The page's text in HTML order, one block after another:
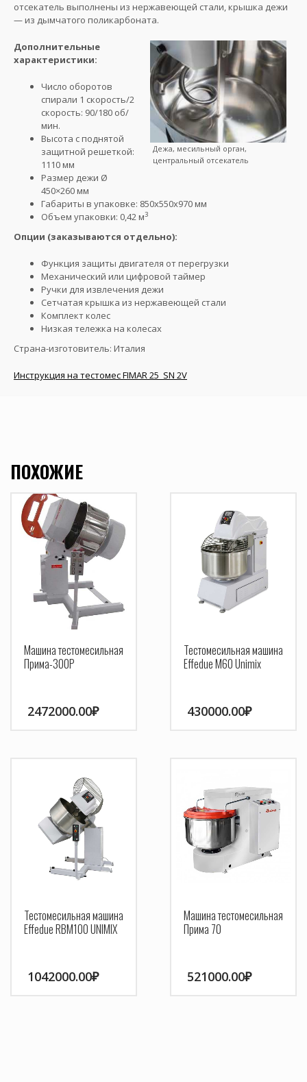
отсекатель выполнены из нержавеющей стали, крышка дежи
— из дымчатого поликарбоната.
Дежа, месильный орган,
центральный отсекатель
Дополнительные
характеристики:
Число оборотов
спирали 1 скорость/2
скорость: 90/180 об/
мин.
Высота с поднятой
защитной решеткой:
1110 мм
Размер дежи Ø
450×260 мм
Габариты в упаковке: 850х550х970 мм
Объем упаковки: 0,42 м3
Опции (заказываются отдельно):
Функция защиты двигателя от перегрузки
Механический или цифровой таймер
Ручки для извлечения дежи
Сетчатая крышка из нержавеющей стали
Комплект колес
Низкая тележка на колесах
Страна-изготовитель: Италия
Инструкция на тестомес FIMAR 25_SN 2V
ПОХОЖИЕ
Машина тестомесильная
Прима-300Р
2472000.00₽
Тестомесильная машина
Effedue M60 Unimix
430000.00₽
Тестомесильная машина
Effedue RBM100 UNIMIX
1042000.00₽
Машина тестомесильная
Прима 70
521000.00₽